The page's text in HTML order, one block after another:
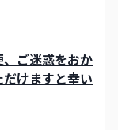
ご迷惑をおか
けますと幸い